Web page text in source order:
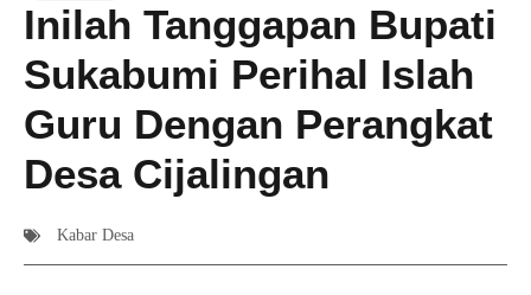
Inilah Tanggapan Bupati
Sukabumi Perihal Islah
Guru Dengan Perangkat
Desa Cijalingan
Kabar Desa